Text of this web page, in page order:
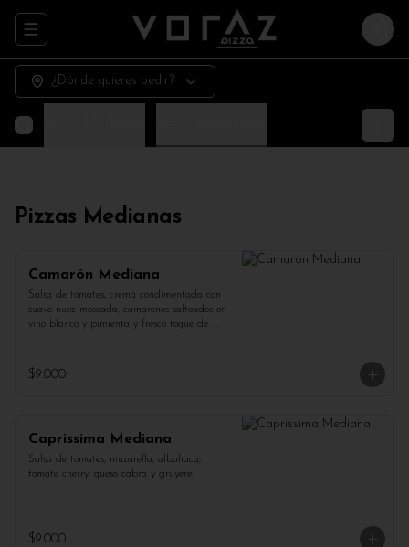
Abrir menu de navegación Login
¿Dónde quieres pedir?
Pizzas Medianas
Camarón Mediana
Salsa de tomates, crema condimentada con
suave nuez moscada, camarones salteados en
vino blanco y pimienta y fresco toque de
$9.000
Caprissima Mediana
Salsa de tomates, muzarella, albahaca,
tomate cherry, queso cabra y gruyere.
$9.000